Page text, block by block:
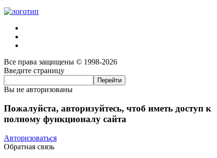
Все права защищены © 1998-2026
Введите страницу
Вы не авторизованы
Пожалуйста, авторизуйтесь, чтоб иметь доступ к
полному функционалу сайта
Авторизоваться
Обратная связь